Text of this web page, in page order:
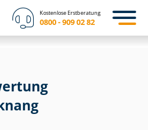
Kostenlose Erstberatung
0800 - 909 02 82